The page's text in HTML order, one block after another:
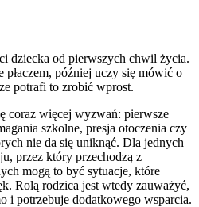
dziecka od pierwszych chwil życia.
później uczy się mówić o
potrafi to zrobić wprost.
coraz więcej wyzwań: pierwsze
szkolne, presja otoczenia czy
nie da się uniknąć. Dla jednych
przez który przechodzą z
mogą to być sytuacje, które
Rolą rodzica jest wtedy zauważyć,
i potrzebuje dodatkowego wsparcia.